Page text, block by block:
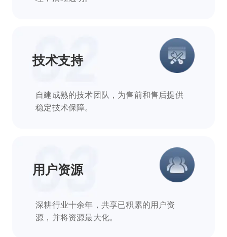
技术支持
自建成熟的技术团队，为售前和售后提供
稳定技术保障。
用户资源
深耕行业十余年，共享已积累的用户资
源，并将资源最大化。